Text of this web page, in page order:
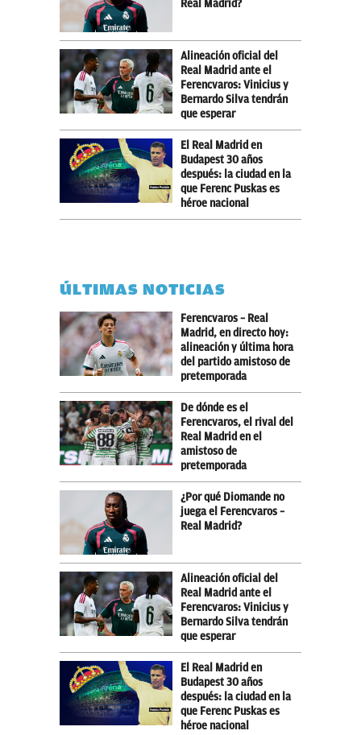
Real Madrid?
Alineación oficial del
Real Madrid ante el
Ferencvaros: Vinicius y
Bernardo Silva tendrán
que esperar
El Real Madrid en
Budapest 30 años
después: la ciudad en la
que Ferenc Puskas es
héroe nacional
ÚLTIMAS NOTICIAS
Ferencvaros – Real
Madrid, en directo hoy:
alineación y última hora
del partido amistoso de
pretemporada
De dónde es el
Ferencvaros, el rival del
Real Madrid en el
amistoso de
pretemporada
¿Por qué Diomande no
juega el Ferencvaros –
Real Madrid?
Alineación oficial del
Real Madrid ante el
Ferencvaros: Vinicius y
Bernardo Silva tendrán
que esperar
El Real Madrid en
Budapest 30 años
después: la ciudad en la
que Ferenc Puskas es
héroe nacional